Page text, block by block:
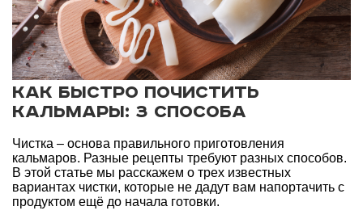
Как быстро почистить
кальмары: 3 способа
Чистка – основа правильного приготовления
кальмаров. Разные рецепты требуют разных способов.
В этой статье мы расскажем о трех известных
вариантах чистки, которые не дадут вам напортачить с
продуктом ещё до начала готовки.